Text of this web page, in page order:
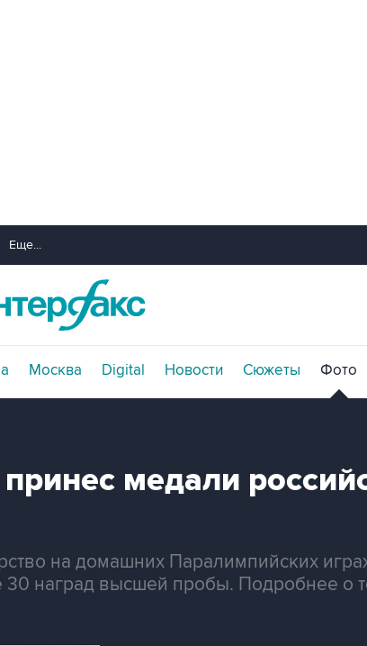
Еще...
Москва Digital Новости Сюжеты Фото
медали
на домашних Паралимпийских
наград высшей пробы. Подробнее о